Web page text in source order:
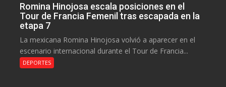
Romina Hinojosa escala posiciones en el
Tour de Francia Femenil tras escapada en la
etapa 7
La mexicana Romina Hinojosa volvió a aparecer en el
escenario internacional durante el Tour de Francia...
DEPORTES